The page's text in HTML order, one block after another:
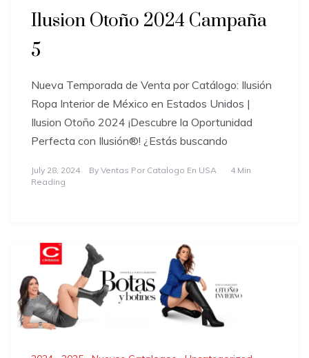
Ilusion Otoño 2024 Campaña
5
Nueva Temporada de Venta por Catálogo: Ilusión
Ropa Interior de México en Estados Unidos |
Ilusion Otoño 2024 ¡Descubre la Oportunidad
Perfecta con Ilusión®! ¿Estás buscando
July 28, 2024 By Ventas Por Catalogo En USA
4 Min
Reading